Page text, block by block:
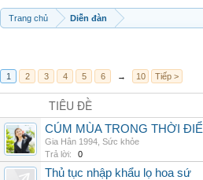
Trang chủ Diễn đàn
1 2 3 4 5 6 → 10 Tiếp >
TIÊU ĐỀ
CÚM MÙA TRONG THỜI
Gia Hân 1994 Sức khỏe
Trả lời:
0
Thủ tục nhập khẩu lọ hoa sứ